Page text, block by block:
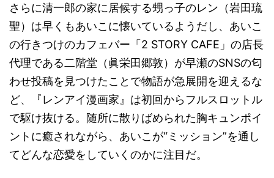
さらに清一郎の家に居候する甥っ子のレン（岩田琉
聖）は早くもあいこに懐いているようだし、あいこ
の行きつけのカフェバー「2 STORY CAFE」の店長
代理である二階堂（眞栄田郷敦）が早瀬のSNSの匂
わせ投稿を見つけたことで物語が急展開を迎えるな
ど、『レンアイ漫画家』は初回からフルスロットル
で駆け抜ける。随所に散りばめられた胸キュンポイ
ントに癒されながら、あいこが“ミッション”を通し
てどんな恋愛をしていくのかに注目だ。